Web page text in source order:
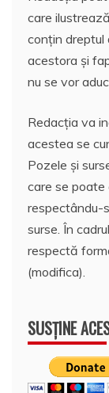
care
conțin dreptul
acestora și
nu se vor
Redacția va
acestea se
Pozele și
care se poate
respectându-
surse. În
respectă
(modifica).
SUSȚINE